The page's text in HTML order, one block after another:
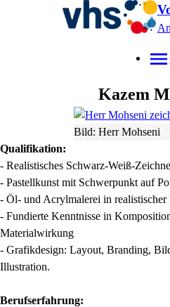
Kazem
Bild: Herr Mohseni
Qualifikation:
- Realistisches Schwarz-Weiß-
- Pastellkunst mit Schwerpunkt auf
- Öl- und Acrylmalerei in realistischer
- Fundierte Kenntnisse in
Materialwirkung
- Grafikdesign: Layout, Branding,
Illustration.
Berufserfahrung: